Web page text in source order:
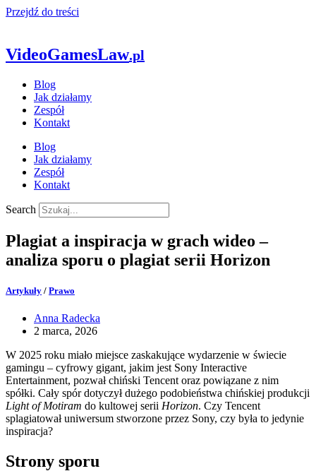
Przejdź do treści
VideoGamesLaw.pl
Blog
Jak działamy
Zespół
Kontakt
Blog
Jak działamy
Zespół
Kontakt
Search
Plagiat a inspiracja w grach wideo –
analiza sporu o plagiat serii Horizon
Artykuły / Prawo
Anna Radecka
2 marca, 2026
W 2025 roku miało miejsce zaskakujące wydarzenie w świecie
gamingu – cyfrowy gigant, jakim jest Sony Interactive
Entertainment, pozwał chiński Tencent oraz powiązane z nim
spółki. Cały spór dotyczył dużego podobieństwa chińskiej produkcji
Light of Motiram do kultowej serii Horizon. Czy Tencent
splagiatował uniwersum stworzone przez Sony, czy była to jedynie
inspiracja?
Strony sporu